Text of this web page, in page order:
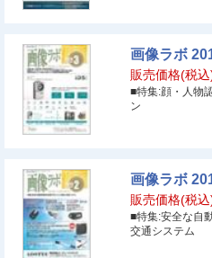
画像ラボ
販売価格(税込
■特集:顔・人物
ン
画像ラボ
販売価格(税込
■特集:安全な自
交通システム